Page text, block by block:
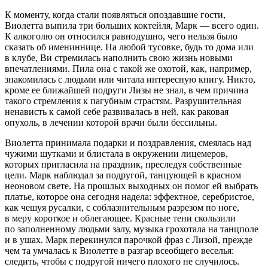
К моменту, когда стали появляться опоздавшие гости,
Виолетта выпила три больших коктейля, Марк — всего один.
К алкоголю он относился равнодушно, чего нельзя было
сказать об имениннице. На любой тусовке, будь то дома или
в клубе, Ви стремилась наполнить свою жизнь новыми
впечатлениями. Пила она с такой же охотой, как, например,
знакомилась с людьми или читала интересную книгу. Никто,
кроме ее ближайшей подруги Лизы не знал, в чем причина
такого стремления к пагубным страстям. Разрушительная
ненависть к самой себе развивалась в ней, как раковая
опухоль, в лечении которой врачи были бессильны.
Виолетта принимала подарки и поздравления, смеялась над
чужими шутками и блистала в окружении лицемеров,
которых пригласила на праздник, преследуя собственные
цели. Марк наблюдал за подругой, танцующей в красном
неоновом свете. На прошлых выходных он помог ей выбрать
платье, которое она сегодня надела: эффектное, серебристое,
как чешуя русалки, с соблазнительным разрезом по ноге,
в меру короткое и облегающее. Красные тени скользили
по заполненному людьми залу, музыка грохотала на танцполе
и в ушах. Марк перекинулся парочкой фраз с Лизой, прежде
чем та умчалась к Виолетте в разгар всеобщего веселья:
следить, чтобы с подругой ничего плохого не случилось.